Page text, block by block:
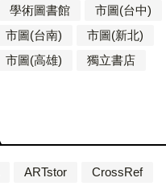
學術圖書館
市圖(台中)
市圖(台南)
市圖(新北)
市圖(高雄)
獨立書店
ARTstor
CrossRef